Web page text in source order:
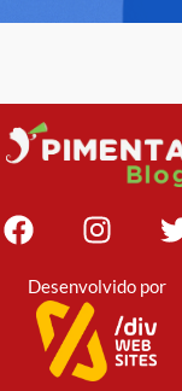
Desenvolvido por